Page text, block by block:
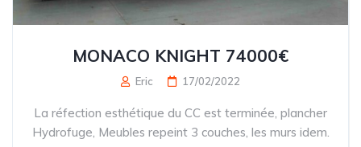
MONACO KNIGHT 74000€
Eric 17/02/2022
La réfection esthétique du CC est terminée, plancher
Hydrofuge, Meubles repeint 3 couches, les murs idem.